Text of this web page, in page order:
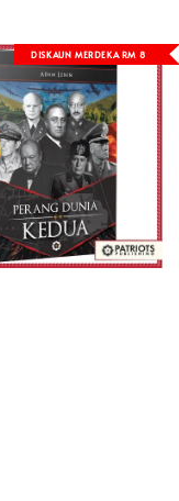
DISKAUN MERDEKA RM 8